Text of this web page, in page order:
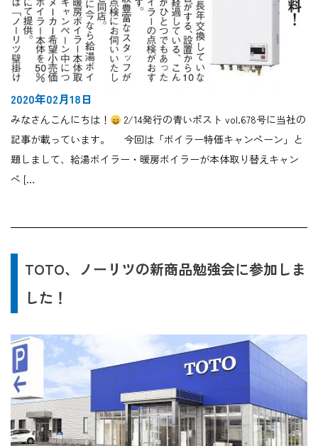
2020年02月18日
みなさんこんにちは！
2/14発行の青いポスト vol.678号に当社の
記事が載っています。 今回は「ボイラー特価キャンペーン」と
題しまして、給湯ボイラー・暖房ボイラーが本体取り替えキャン
ペ […
TOTO、ノーリツの新商品勉強会に参加しま
した！